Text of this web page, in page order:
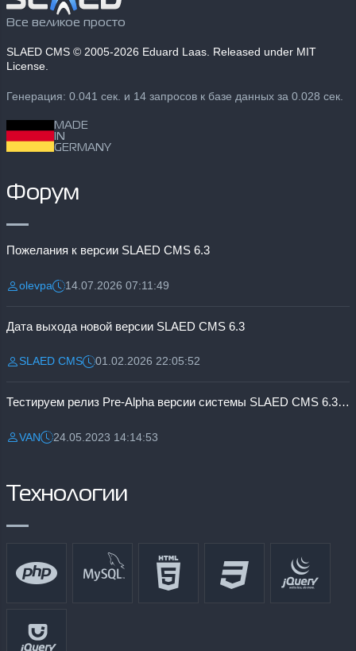
Все великое просто
SLAED CMS © 2005-2026 Eduard Laas. Released under MIT
License.
Генерация: 0.041 сек. и 14 запросов к базе данных за 0.028 сек.
MADE
IN
GERMANY
Форум
Пожелания к версии SLAED CMS 6.3
Разместил:
olevpaДата:14.07.2026 07:11:49
Дата выхода новой версии SLAED CMS 6.3
Разместил:
SLAED CMSДата:01.02.2026 22:05:52
Тестируем релиз Pre-Alpha версии системы SLAED CMS 6.3 Pro
Разместил:
VANДата:24.05.2023 14:14:53
Технологии